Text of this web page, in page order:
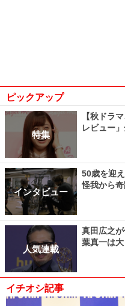
ピックアップ
特集
【秋ドラ
レビュー
インタビュー
50歳を迎
怪我から
人気連載
真田広之
葉真一は
イチオシ記事